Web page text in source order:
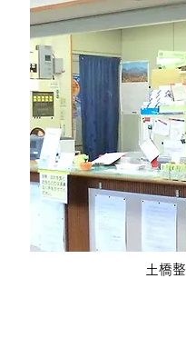
土橋